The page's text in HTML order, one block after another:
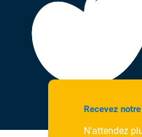
Recevez
N'attendez